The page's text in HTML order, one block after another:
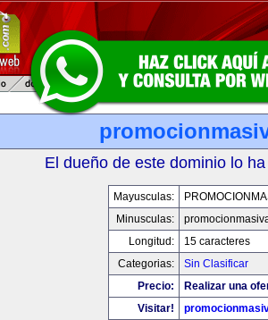
El dueño de este dominio lo
Mayusculas:
Minusculas:
Longitud:
15 caracteres
Categorias:
Sin Clasificar
Precio:
Realizar una
Visitar!